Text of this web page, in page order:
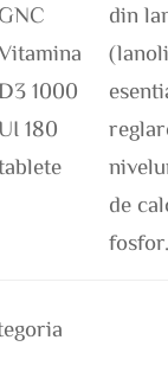
GNC
1000
180
din
de